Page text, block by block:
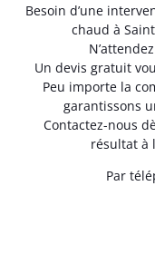
Besoin d’une
chaud à
Un devis gratuit
Peu importe la
garantissons
Contactez-nous
résultat à
Par